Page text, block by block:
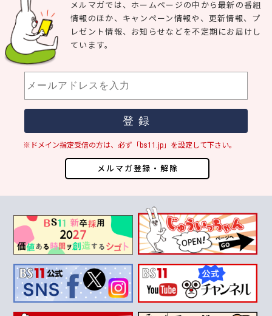
メルマガ登録・解除
メルマガでは、ホームページの中から最新の番組
情報のほか、キャンペーン情報や、更新情報、プ
レゼント情報、お知らせなどを不定期にお届けし
ています。
※ドメイン指定受信の方は、必ず「bs11.jp」を設定して下さい。